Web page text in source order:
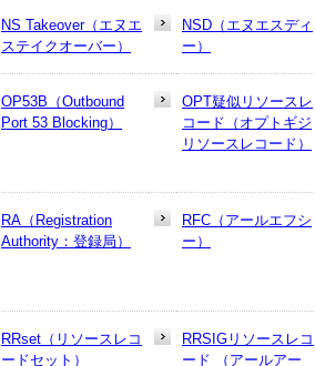
NS Takeover（エヌエ
ステイクオーバー）
NSD（エヌエスディ
ー）
OP53B（Outbound
Port 53 Blocking）
OPT疑似リソースレ
コード（オプトギジ
リソースレコード）
RA（Registration
Authority：登録局）
RFC（アールエフシ
ー）
RRset（リソースレコ
ードセット）
RRSIGリソースレコ
ード （アールアー